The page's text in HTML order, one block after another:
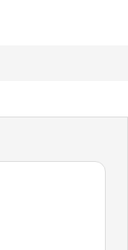
total d'avis: 862